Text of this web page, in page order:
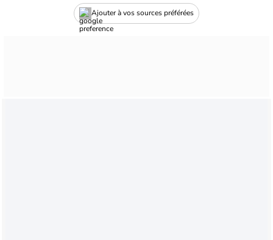
Ajouter à vos sources préférées